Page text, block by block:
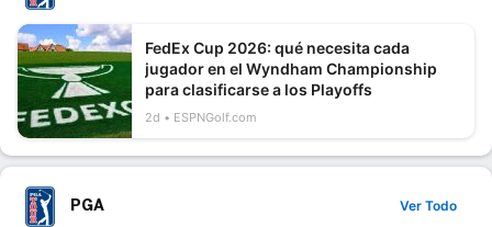
FedEx Cup 2026: qué necesita cada
jugador en el Wyndham Championship
para clasificarse a los Playoffs
2d ESPNGolf.com
PGA Ver Todo